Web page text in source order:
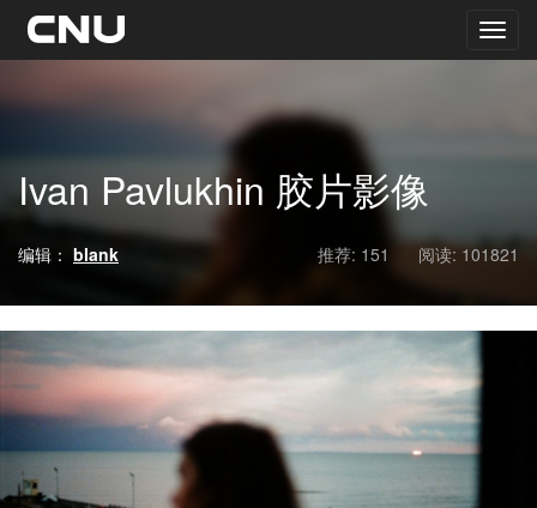
Ivan Pavlukhin 胶片影像
编辑： blank 推荐: 151 阅读: 101821